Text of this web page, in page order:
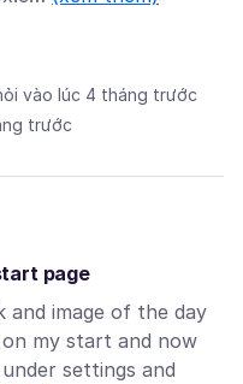
vào lúc 4 tháng trước
trước
page
and image of the day
my start and now
settings and